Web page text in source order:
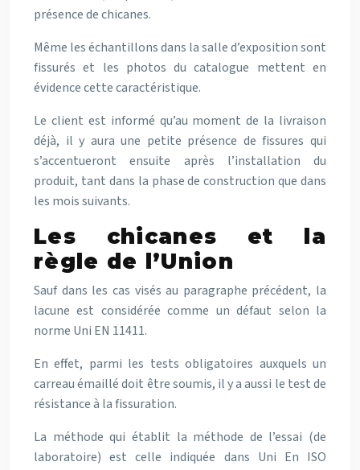
présence de chicanes.
Même les échantillons dans la salle d’exposition sont
fissurés et les photos du catalogue mettent en
évidence cette caractéristique.
Le client est informé qu’au moment de la livraison
déjà, il y aura une petite présence de fissures qui
s’accentueront ensuite après l’installation du
produit, tant dans la phase de construction que dans
les mois suivants.
Les chicanes et la
règle de l’Union
Sauf dans les cas visés au paragraphe précédent, la
lacune est considérée comme un défaut selon la
norme Uni EN 11411.
En effet, parmi les tests obligatoires auxquels un
carreau émaillé doit être soumis, il y a aussi le test de
résistance à la fissuration.
La méthode qui établit la méthode de l’essai (de
laboratoire) est celle indiquée dans Uni En ISO